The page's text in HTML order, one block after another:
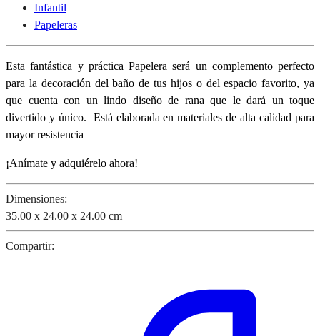
Infantil
Papeleras
Esta fantástica y práctica Papelera será un complemento perfecto
para la decoración del baño de tus hijos o del espacio favorito, ya
que cuenta con un lindo diseño de rana que le dará un toque
divertido y único. Está elaborada en materiales de alta calidad para
mayor resistencia
¡Anímate y adquiérelo ahora!
Dimensiones:
35.00 x 24.00 x 24.00 cm
Compartir: